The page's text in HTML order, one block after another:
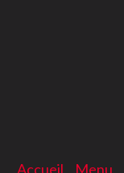
Accueil Menu